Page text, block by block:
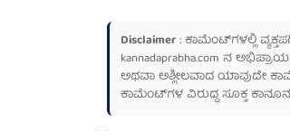
Disclaimer: ಕಾಮೆಂಟ್‌ಗಳಲ್ಲಿ
kannadaprabha.com ನ
ಅಥವಾ ಅಶ್ಲೀಲವಾದ ಯಾವುದೇ
ಕಾಮೆಂಟ್‌ಗಳ ವಿರುದ್ಧ ಸೂಕ್ತ